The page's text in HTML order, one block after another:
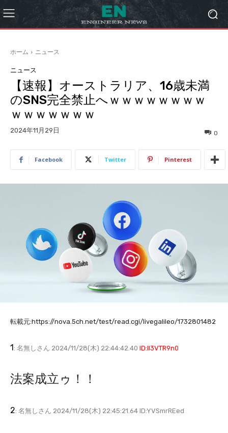
ホーム ニュース
ニュース
【速報】オーストラリア、16歳未満
のSNS完全禁止へｗｗｗｗｗｗｗｗ
ｗｗｗｗｗｗｗ
2024年11月29日 0
Facebook Twitter Pinterest
転載元:https://nova.5ch.net/test/read.cgi/livegalileo/1732801482
1: 名無しさん 2024/11/28(木) 22:44:42.40 ID:II3VTR9n0
法案成立ゥ！！
2: 名無しさん 2024/11/28(木) 22:45:21.64 ID:YVSmrREed